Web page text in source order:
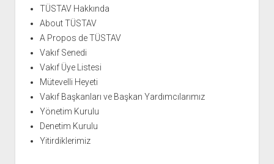
TÜSTAV Hakkında
About TÜSTAV
A Propos de TÜSTAV
Vakıf Senedi
Vakıf Üye Listesi
Mütevelli Heyeti
Vakıf Başkanları ve Başkan Yardımcılarımız
Yönetim Kurulu
Denetim Kurulu
Yitirdiklerimiz